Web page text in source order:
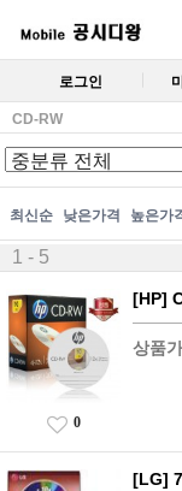
로그인
CD-RW
최신순 낮은가격 높은가
1 - 5
[HP]
상품
0
[LG]